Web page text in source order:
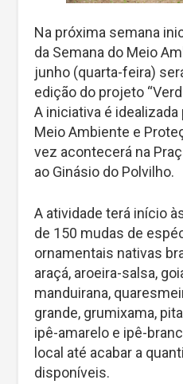
Na próxima semana
da Semana do Meio
junho (quarta-feira)
edição do projeto
A iniciativa é
Meio Ambiente e
vez acontecerá na
ao Ginásio do Polvilho.
A atividade terá início
de 150 mudas de
ornamentais nativas
araçá, aroeira-salsa,
manduirana,
grande, grumixama,
ipê-amarelo e ipê-
local até acabar a
disponíveis.